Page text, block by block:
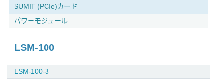
SUMIT (PCIe)カード
パワーモジュール
LSM-100
LSM-100-3